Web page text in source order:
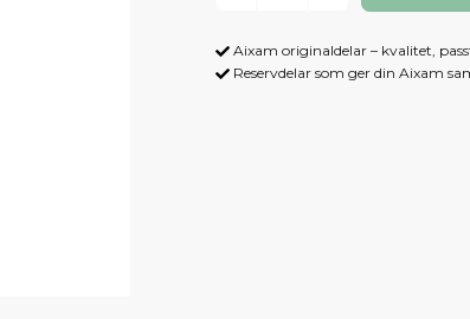
Aixam originaldelar – kvalitet,
Reservdelar som ger din Aixam